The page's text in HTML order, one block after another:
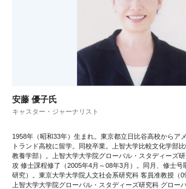
安藤 優子氏
キャスター・ジャーナリスト
1958年（昭和33年）生まれ。東京都立日比谷高校からア
トランド高校に留学。同校卒業。上智大学比較文化学部
教養学部）。上智大学大学院グローバル・スタディーズ
攻 修士課程修了（2005年4月～08年3月）。同月、修士号
研究）。東京大学大学院人文社会系研究科 客員准教授（
上智大学大学院グローバル・スタディーズ研究科 グロー